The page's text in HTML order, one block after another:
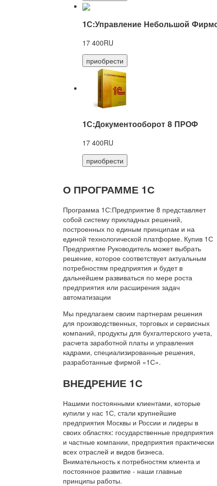
1С:Управление Небольшой
17 400RU
приобрести
1С:Документооборот 8 ПРОФ
17 400RU
приобрести
О ПРОГРАММЕ 1С
Программа 1С:Предприятие 8 представляет
собой систему прикладных решений,
построенных по единым принципам и на
единой технологической платформе. Купив 1С
Предприятие Руководитель может выбрать
решение, которое соответствует актуальным
потребностям предприятия и будет в
дальнейшем развиваться по мере роста
предприятия или расширения задач
автоматизации
Мы предлагаем своим партнерам решения
для производственных, торговых и сервисных
компаний, продукты для бухгалтерского учета,
расчета заработной платы и управления
кадрами, специализированные решения,
разработанные фирмой «1С».
ВНЕДРЕНИЕ 1С
Нашими постоянными клиентами, которые
купили у нас 1С, стали крупнейшие
предприятия Москвы и России и лидеры в
своих областях: государственные предприятия
и частные компании, предприятия практически
всех отраслей и видов бизнеса.
Внимательность к потребностям клиента и
постоянное развитие - наши главные
принципы работы.